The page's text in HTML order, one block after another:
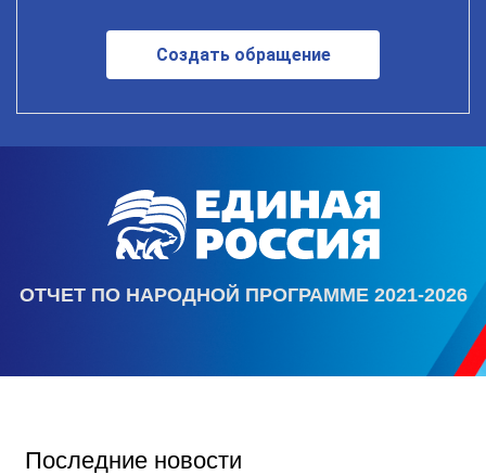
Создать обращение
ОТЧЕТ ПО НАРОДНОЙ ПРОГРАММЕ 2021-2026
Последние новости